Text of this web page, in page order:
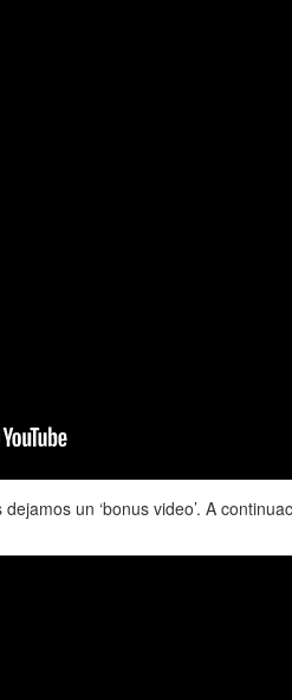
un ‘bonus video’. A